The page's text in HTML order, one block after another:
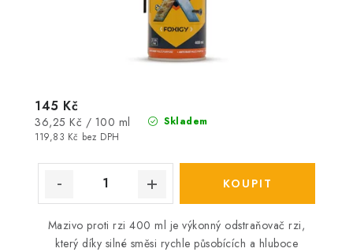
Skladem
119,83 Kč bez DPH
145 Kč
Měrná
cena:
36,25 Kč / 100 ml
Mazivo proti rzi 400 ml je výkonný odstraňovač rzi,
který díky silné směsi rychle působících a hluboce